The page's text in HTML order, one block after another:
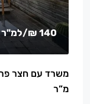
140 ₪ /למ"ר
מ”ר